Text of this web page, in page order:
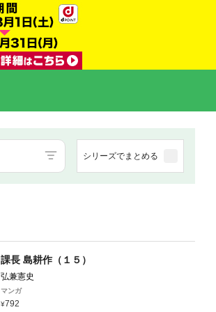
シリーズでまとめる
課長 島耕作（１５）
弘兼憲史
マンガ
792